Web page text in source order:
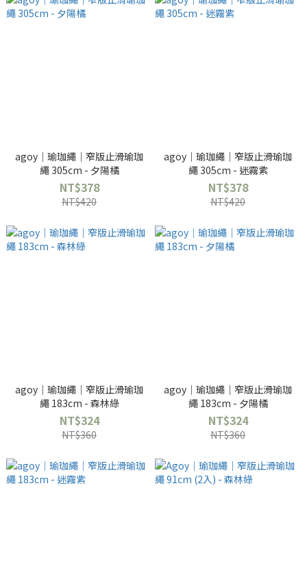
agoy｜瑜珈繩｜窄版止滑瑜珈
繩 305cm - 夕陽橘
NT$378
NT$420
agoy｜瑜珈繩｜窄版止滑瑜珈
繩 305cm - 迷霧紫
NT$378
NT$420
agoy｜瑜珈繩｜窄版止滑瑜珈
繩 183cm - 森林綠
NT$324
NT$360
agoy｜瑜珈繩｜窄版止滑瑜珈
繩 183cm - 夕陽橘
NT$324
NT$360